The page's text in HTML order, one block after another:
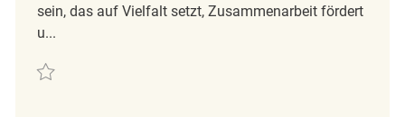
sein, das auf Vielfalt setzt, Zusammenarbeit fördert
u...
Retten Retail Sales Associate REQ139399